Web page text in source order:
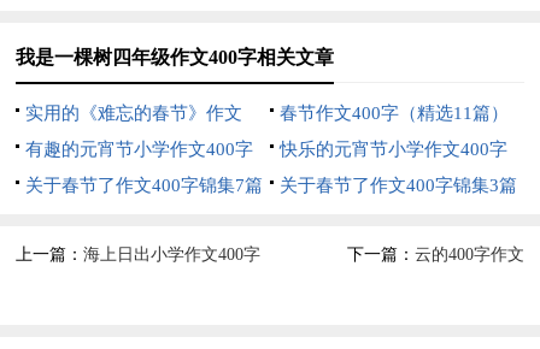
我是一棵树四年级作文400字相关文章
实用的《难忘的春节》作文
400字4篇
春节作文400字（精选11篇）
有趣的元宵节小学作文400字
（通用5篇）
快乐的元宵节小学作文400字
（精选10篇）
关于春节了作文400字锦集7篇 关于春节了作文400字锦集3篇
上一篇：海上日出小学作文400字 下一篇： 云的400字作文